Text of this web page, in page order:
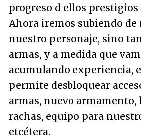
progreso d ellos prestigios
Ahora iremos subiendo de
nuestro personaje, sino
armas, y a medida que
acumulando experiencia,
permite desbloquear
armas, nuevo armamento,
rachas, equipo para
etcétera.